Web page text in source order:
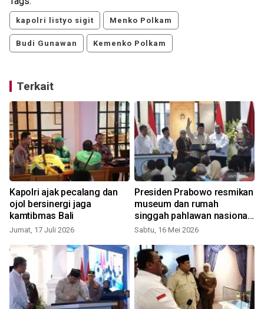
kapolri listyo sigit Menko Polkam
Budi Gunawan Kemenko Polkam
Terkait
Kapolri ajak pecalang dan
ojol bersinergi jaga
kamtibmas Bali
Jumat, 17 Juli 2026
Presiden Prabowo resmikan
museum dan rumah
singgah pahlawan nasional
Marsinah
Sabtu, 16 Mei 2026